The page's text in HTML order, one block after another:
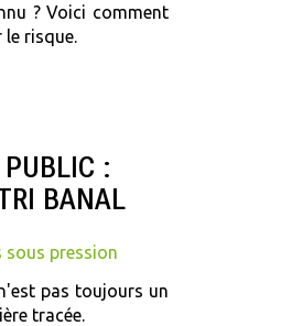
? Voici comment
risque.
PUBLIC :
BANAL
sous pression
pas toujours un
tracée.